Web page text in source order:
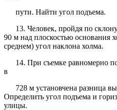
пути. Найти угол подъема.
13. Человек, пройдя по
90 м над плоскостью основания
среднем) угол наклона холма.
14. При съемке равномерно
в
728 м установчена разница
Определить угол подъема и
улицы.